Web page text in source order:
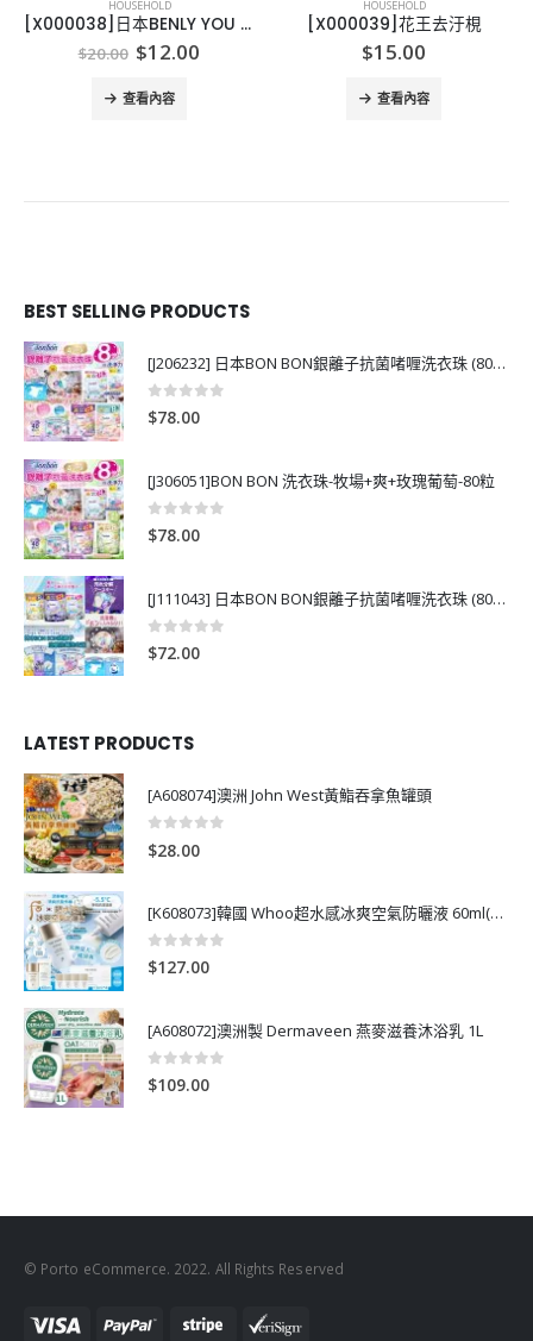
HOUSEHOLD
[X000038]日本BENLY YOU 溶髪除汙清渠劑
$20.00 Original
price
was:
$20.00.
$12.00
查看內容
HOUSEHOLD
[X000039]花王去汙梘
$15.00
查看內容
BEST SELLING PRODUCTS
[J206232] 日本BON BON銀離子抗菌啫喱洗衣珠 (80粒)
0out of 5
$78.00
[J306051]BON BON 洗衣珠-牧場+爽+玫瑰葡萄-80粒
0out of 5
$78.00
[J111043] 日本BON BON銀離子抗菌啫喱洗衣珠 (80粒)
0out of 5
$72.00
LATEST PRODUCTS
[A608074]澳洲 John West黃鮨吞拿魚罐頭
0
$28.00
[K608073]韓國 Whoo超水感冰爽空氣防曬液 60ml(送13ml*4支)
0 out of 5
$127.00
[A608072]澳洲製 Dermaveen 燕麥滋養沐浴乳 1L
0 out of 5
$109.00
© Porto eCommerce. 2022. All Rights Reserved